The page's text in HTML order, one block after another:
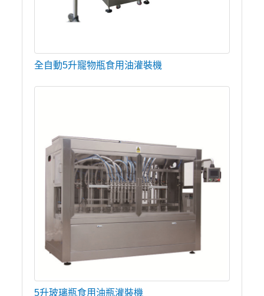
全自動5升寵物瓶食用油灌裝機
5升玻璃瓶食用油瓶灌裝機